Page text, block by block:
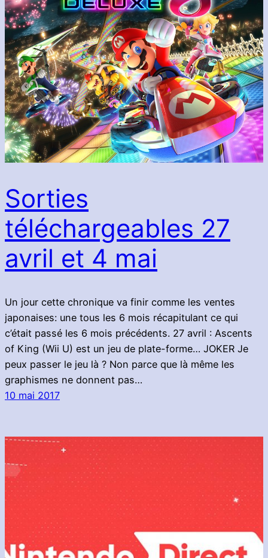
Sorties
téléchargeables 27
avril et 4 mai
Un jour cette chronique va finir comme les ventes
japonaises: une tous les 6 mois récapitulant ce qui
c’était passé les 6 mois précédents. 27 avril : Ascents
of King (Wii U) est un jeu de plate-forme… JOKER Je
peux passer le jeu là ? Non parce que là même les
graphismes ne donnent pas…
10 mai 2017